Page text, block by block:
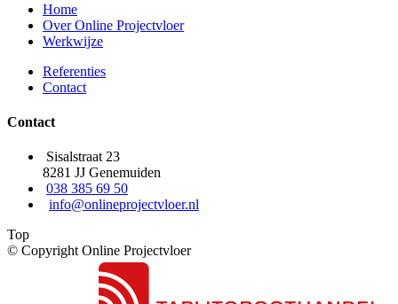
Home
Over Online Projectvloer
Werkwijze
Referenties
Contact
Contact
Sisalstraat 23
8281 JJ Genemuiden
038 385 69 50
info@onlineprojectvloer.nl
Top
© Copyright Online Projectvloer